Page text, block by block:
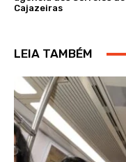
Cajazeiras
LEIA TAMBÉM